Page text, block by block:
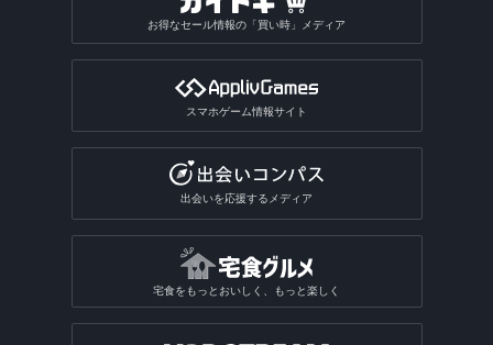
お得なセール情報の「買い時」メディア
スマホゲーム情報サイト
出会いを応援するメディア
宅食をもっとおいしく、もっと楽しく